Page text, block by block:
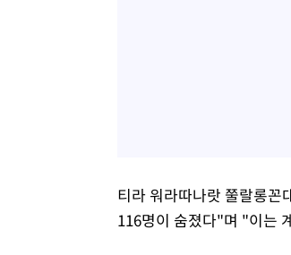
티라 워라따나랏 쭐랄롱꼰
116명이 숨졌다"며 "이는